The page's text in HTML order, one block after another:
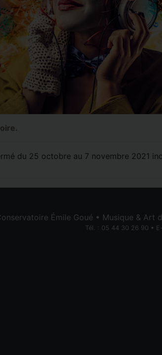
du 25 octobre au 7 novembre 2021
Émile Goué • Musique & Art
Tél. : 05 44 30 26 90 •